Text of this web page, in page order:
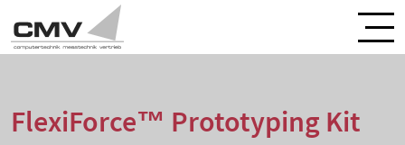
FlexiForce™ Prototyping Kit